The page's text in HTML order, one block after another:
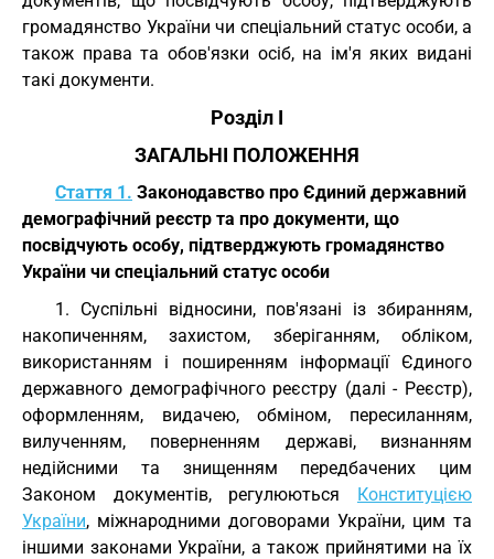
громадянство України чи спеціальний статус особи, а
також права та обов'язки осіб, на ім'я яких видані
такі документи.
Розділ I
ЗАГАЛЬНІ ПОЛОЖЕННЯ
Стаття 1. Законодавство про Єдиний державний
демографічний реєстр та про документи, що
посвідчують особу, підтверджують громадянство
України чи спеціальний статус особи
1. Суспільні відносини, пов'язані із збиранням,
накопиченням, захистом, зберіганням, обліком,
використанням і поширенням інформації Єдиного
державного демографічного реєстру (далі - Реєстр),
оформленням, видачею, обміном, пересиланням,
вилученням, поверненням державі, визнанням
недійсними та знищенням передбачених цим
Законом документів, регулюються Конституцією
України, міжнародними договорами України, цим та
іншими законами України, а також прийнятими на їх